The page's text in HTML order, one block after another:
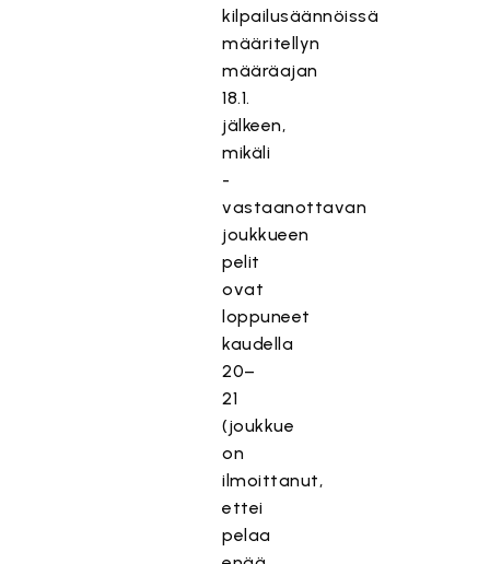
kilpailusäännöissä
määritellyn
määräajan
18.1.
jälkeen,
mikäli
-
vastaanottavan
joukkueen
pelit
ovat
loppuneet
kaudella
20–
21
(joukkue
on
ilmoittanut,
ettei
pelaa